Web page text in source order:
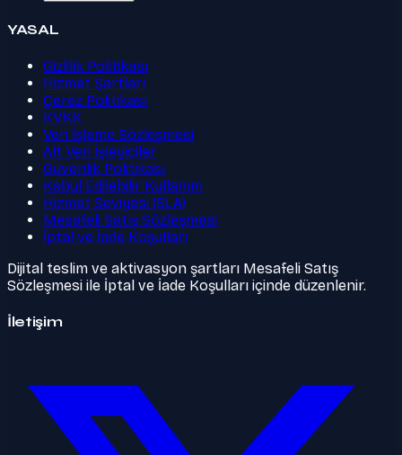
YASAL
Gizlilik Politikası
Hizmet Şartları
Çerez Politikası
KVKK
Veri İşleme Sözleşmesi
Alt Veri İşleyiciler
Güvenlik Politikası
Kabul Edilebilir Kullanım
Hizmet Seviyesi (SLA)
Mesafeli Satış Sözleşmesi
İptal ve İade Koşulları
Dijital teslim ve aktivasyon şartları Mesafeli Satış
Sözleşmesi ile İptal ve İade Koşulları içinde düzenlenir.
İletişim